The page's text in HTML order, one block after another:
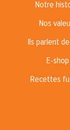
Notre
Nos
Ils parlent
E-shop
Recettes